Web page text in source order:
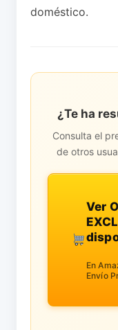
doméstico.
¿Te ha
Consulta el
de otros
Ver
En
Envío